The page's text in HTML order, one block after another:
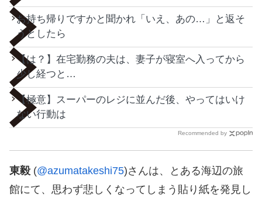
お持ち帰りですかと聞かれ「いえ、あの…」と返そ
うとしたら
【は？】在宅勤務の夫は、妻子が寝室へ入ってから
少し経つと…
【極意】スーパーのレジに並んだ後、やってはいけ
ない行動は
Recommended by
東毅 (@azumatakeshi75)さんは、とある海辺の旅
館にて、思わず悲しくなってしまう貼り紙を発見し